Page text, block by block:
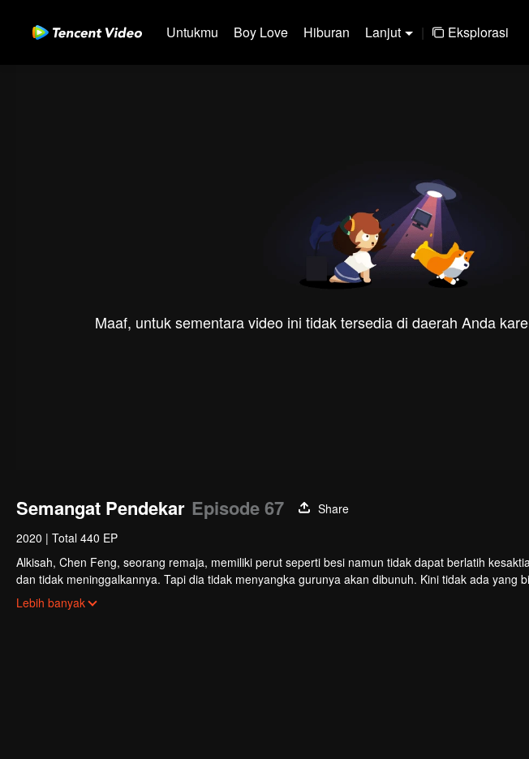
Untukmu Boy Love Hiburan Lanjut | Eksplorasi
Maaf, untuk sementara video ini tidak tersedia di daerah Anda
Semangat Pendekar Episode 67
Share
2020 | Total 440 EP
Alkisah, Chen Feng, seorang remaja, memiliki perut seperti besi namun tidak dapat berlatih
dan tidak meninggalkannya. Tapi dia tidak menyangka gurunya akan dibunuh. Kini tidak ada yang
mengabdikan diri untuk menjaga makam gurunya selama lima tahun. Namun ia justru menemukan
menemukan darah naga tertinggi serta bejana ritual kuno misterius yang ditinggalkan gurunya.
Lebih banyak